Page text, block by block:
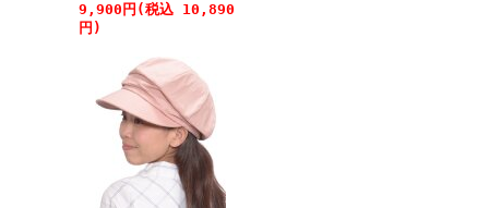
9,900円(税込 10,890
円)